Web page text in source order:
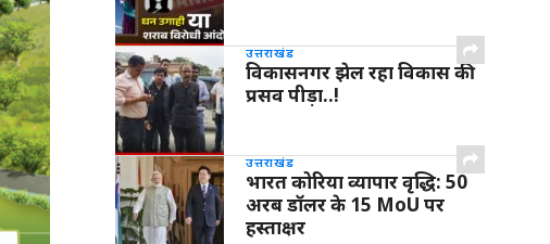
उत्तराखंड
विकासनगर झेल रहा विकास की
प्रसव पीड़ा..!
उत्तराखंड
भारत कोरिया व्यापार वृद्धि: 50
अरब डॉलर के 15 MoU पर
हस्ताक्षर